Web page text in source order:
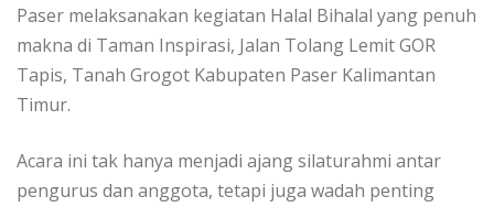
Paser melaksanakan kegiatan Halal Bihalal yang penuh
makna di Taman Inspirasi, Jalan Tolang Lemit GOR
Tapis, Tanah Grogot Kabupaten Paser Kalimantan
Timur.
Acara ini tak hanya menjadi ajang silaturahmi antar
pengurus dan anggota, tetapi juga wadah penting